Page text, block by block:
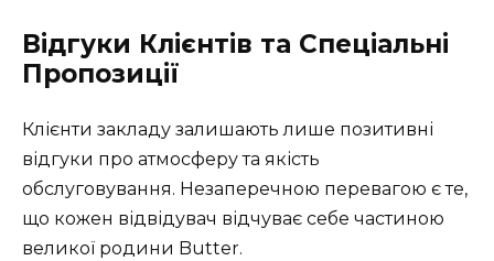
Відгуки Клієнтів та Спеціальні
Пропозиції
Клієнти закладу залишають лише позитивні
відгуки про атмосферу та якість
обслуговування. Незаперечною перевагою є те,
що кожен відвідувач відчуває себе частиною
великої родини Butter.